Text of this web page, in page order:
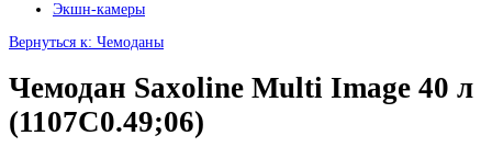
Экшн-камеры
Вернуться к: Чемоданы
Чемодан Saxoline Multi Image 40 л
(1107C0.49;06)